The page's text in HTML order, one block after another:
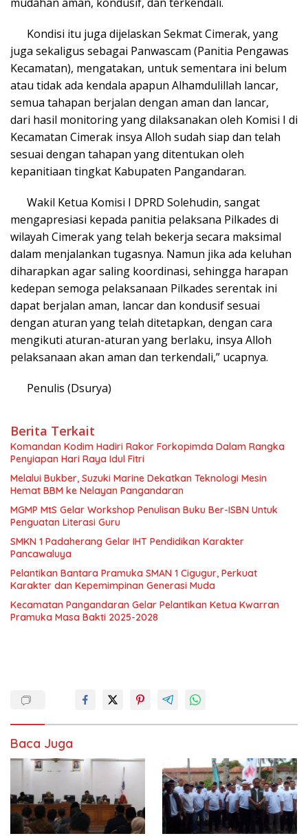
Kondisi itu juga dijelaskan Sekmat Cimerak, yang
juga sekaligus sebagai Panwascam (Panitia Pengawas
Kecamatan), mengatakan, untuk sementara ini belum
atau tidak ada kendala apapun Alhamdulillah lancar,
semua tahapan berjalan dengan aman dan lancar,
dari hasil monitoring yang dilaksanakan oleh Komisi I di
Kecamatan Cimerak insya Alloh sudah siap dan telah
sesuai dengan tahapan yang ditentukan oleh
kepanitiaan tingkat Kabupaten Pangandaran.
Wakil Ketua Komisi I DPRD Solehudin, sangat
mengapresiasi kepada panitia pelaksana Pilkades di
wilayah Cimerak yang telah bekerja secara maksimal
dalam menjalankan tugasnya. Namun jika ada keluhan
diharapkan agar saling koordinasi, sehingga harapan
kedepan semoga pelaksanaan Pilkades serentak ini
dapat berjalan aman, lancar dan kondusif sesuai
dengan aturan yang telah ditetapkan, dengan cara
mengikuti aturan-aturan yang berlaku, insya Alloh
pelaksanaan akan aman dan terkendali,” ucapnya.
Penulis (Dsurya)
Berita Terkait
Komandan Kodim Hadiri Rakor Forkopimda Dalam Rangka
Penyiapan Hari Raya Idul Fitri
Melalui Bukber, Suzuki Marine Dekatkan Teknologi Mesin
Hemat BBM ke Nelayan Pangandaran
MGMP MtS Gelar Workshop Penulisan Buku Ber-ISBN Untuk
Penguatan Literasi Guru
SMKN 1 Padaherang Gelar IHT Pendidikan Karakter
Pancawaluya
Pelantikan Bantara Pramuka SMAN 1 Cigugur, Perkuat
Karakter dan Kepemimpinan Generasi Muda
Kecamatan Pangandaran Gelar Pelantikan Ketua Kwarran
Pramuka Masa Bakti 2025-2028
Baca Juga